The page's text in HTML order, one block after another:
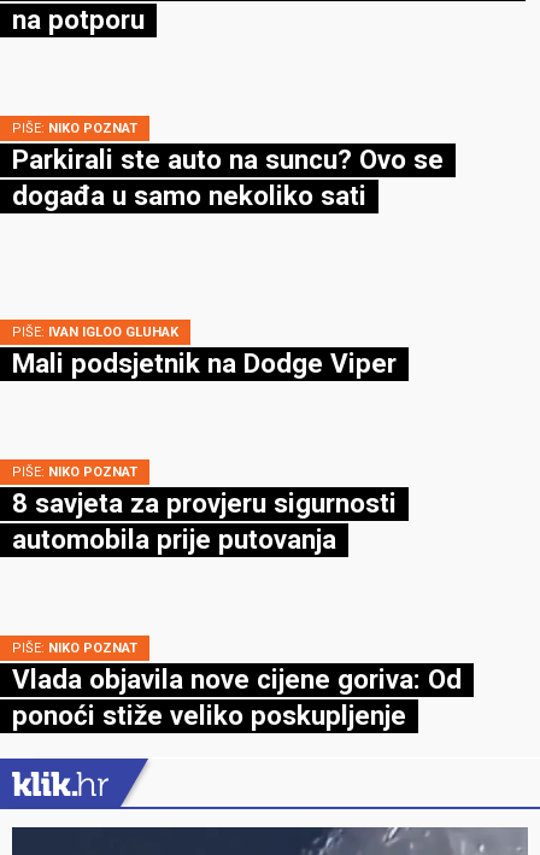
na potporu
PIŠE: NIKO POZNAT
Parkirali ste auto na suncu? Ovo se
događa u samo nekoliko sati
PIŠE: IVAN IGLOO GLUHAK
Mali podsjetnik na Dodge Viper
PIŠE: NIKO POZNAT
8 savjeta za provjeru sigurnosti
automobila prije putovanja
PIŠE: NIKO POZNAT
Vlada objavila nove cijene goriva: Od
ponoći stiže veliko poskupljenje